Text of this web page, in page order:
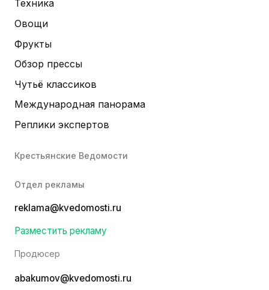
Техника
Овощи
Фрукты
Обзор прессы
Чутьё классиков
Международная панорама
Реплики экспертов
Крестьянские Ведомости
Отдел рекламы
reklama@kvedomosti.ru
Разместить рекламу
Продюсер
abakumov@kvedomosti.ru